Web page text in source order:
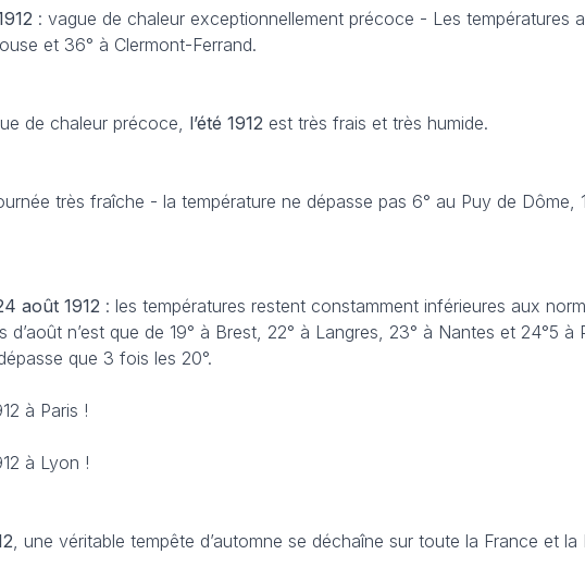
: vague de chaleur exceptionnellement précoce - Les températures
et 36° à Clermont-Ferrand.
de chaleur précoce, l’été 1912 est très frais et très humide.
très fraîche - la température ne dépasse pas 6° au Puy de Dôme,
août 1912 : les températures restent constamment inférieures aux
d’août n’est que de 19° à Brest, 22° à Langres, 23° à Nantes et 24°5 à
que 3 fois les 20°.
à Paris !
à Lyon !
, une véritable tempête d’automne se déchaîne sur toute la France et la